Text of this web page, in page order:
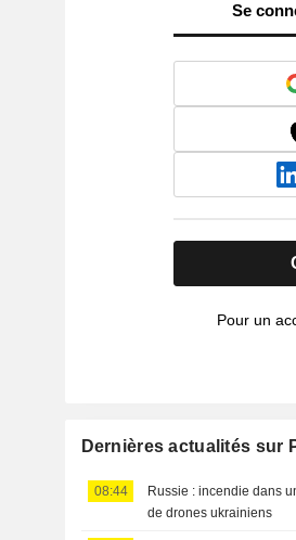
Se
Pour un
Dernières actualités sur
08:44
Russie : incendie dans
de drones ukrainiens